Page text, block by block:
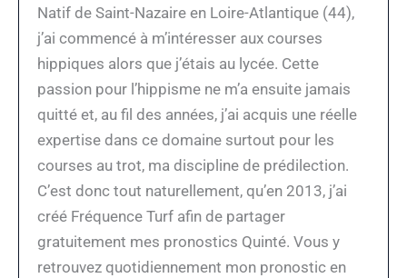
Natif de Saint-Nazaire en Loire-Atlantique (44),
j’ai commencé à m’intéresser aux courses
hippiques alors que j’étais au lycée. Cette
passion pour l’hippisme ne m’a ensuite jamais
quitté et, au fil des années, j’ai acquis une réelle
expertise dans ce domaine surtout pour les
courses au trot, ma discipline de prédilection.
C’est donc tout naturellement, qu’en 2013, j’ai
créé Fréquence Turf afin de partager
gratuitement mes pronostics Quinté. Vous y
retrouvez quotidiennement mon pronostic en